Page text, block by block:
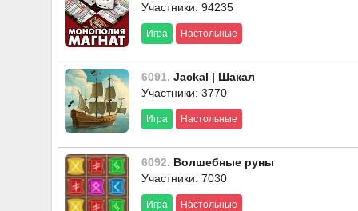
Участники: 94235
Игра Настольные
6091. Jackal | Шакал
Участники: 3770
Игра Настольные
6092. Волшебные руны
Участники: 7030
Игра Настольные